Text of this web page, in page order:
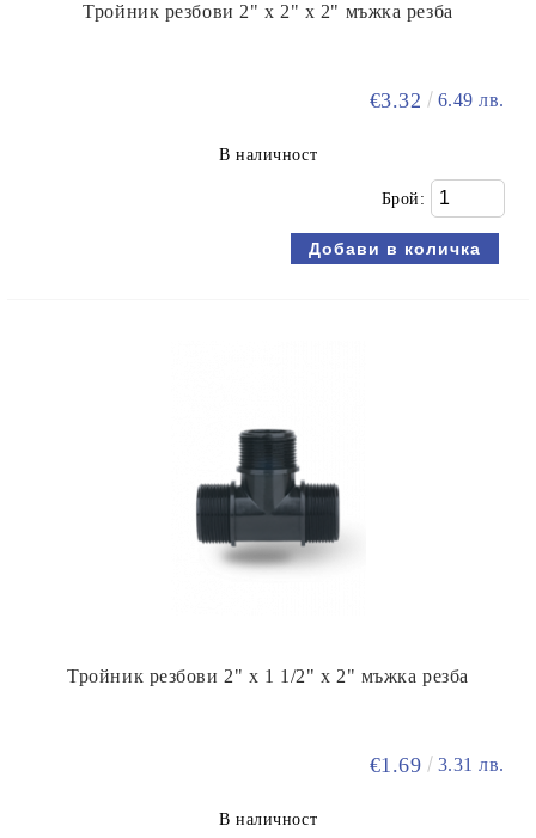
Тройник резбови 2" х 2" х 2" мъжка резба
€3.32 6.49 лв.
В наличност
Брой:
Тройник резбови 2" х 1 1/2" х 2" мъжка резба
€1.69 3.31 лв.
В наличност